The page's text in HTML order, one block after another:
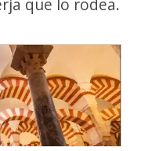
que lo rodea.